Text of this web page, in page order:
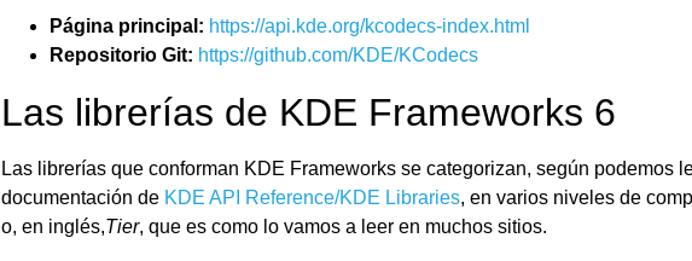
Página principal: https://api.kde.org/kcodecs-index.html
Repositorio Git: https://github.com/KDE/KCodecs
Las librerías de KDE Frameworks 6
Las librerías que conforman KDE Frameworks se categorizan, según podemos
documentación de KDE API Reference/KDE Libraries, en varios niveles de
o, en inglés,Tier, que es como lo vamos a leer en muchos sitios.